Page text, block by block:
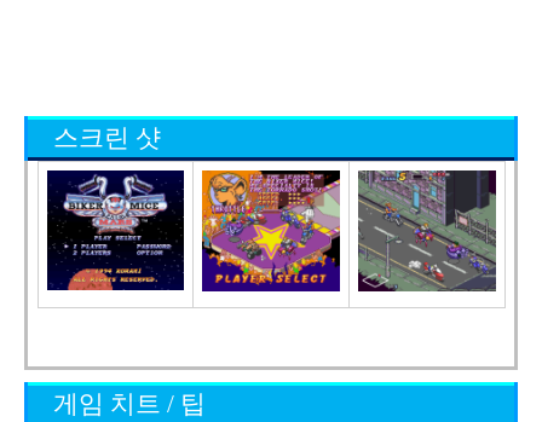
스크린 샷
게임 치트 / 팁